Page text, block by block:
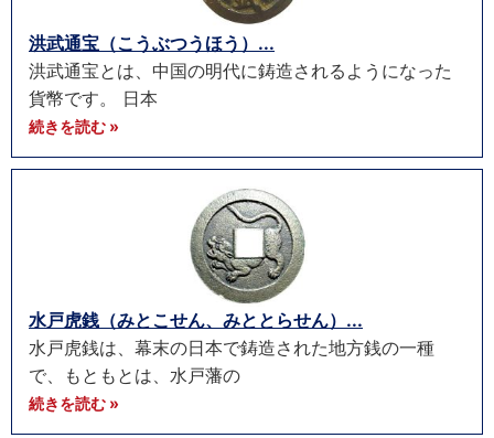
洪武通宝（こうぶつうほう）...
洪武通宝とは、中国の明代に鋳造されるようになった
貨幣です。 日本
続きを読む »
水戸虎銭（みとこせん、みととらせん）...
水戸虎銭は、幕末の日本で鋳造された地方銭の一種
で、もともとは、水戸藩の
続きを読む »